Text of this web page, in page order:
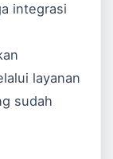
integrasi
layanan
sudah